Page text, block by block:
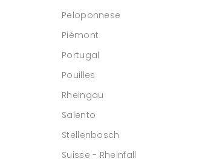
Peloponnese
Piémont
Portugal
Pouilles
Rheingau
Salento
Stellenbosch
Suisse - Rheinfall